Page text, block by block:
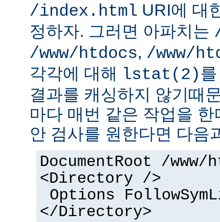
/index.html URI에 대
정하자. 그러면 아파치는
/www/htdocs, /www/
각각에 대해
lstat(2)
결과를 캐싱하지 않기때
마다 매번 같은 작업을
안 검사를 원한다면 다음
DocumentRoot /www/
<Directory />
Options
</Directory>